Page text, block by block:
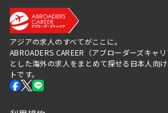
アジアの求人のすべてがここに。
ABROADERS CAREER（アブローダーズキャ
とした海外の求人をまとめて探せる日本人向
トです。